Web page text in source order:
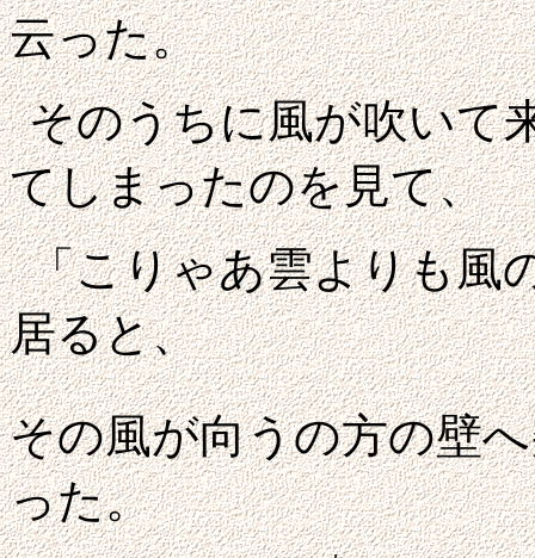
云った。
そのうちに風が吹いて
てしまったのを見て、
「こりゃあ雲よりも風
居ると、
その風が向うの方の壁
った。